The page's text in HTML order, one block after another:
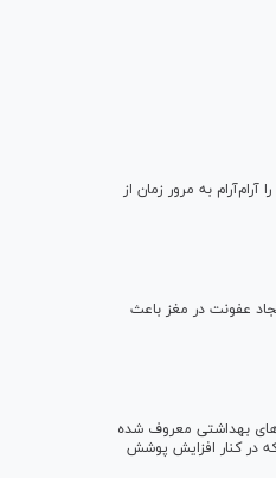
به مرور زمان از
عفونت در مغز باعث
بهداشتی معروف شده
در کنار افزایش پوشش